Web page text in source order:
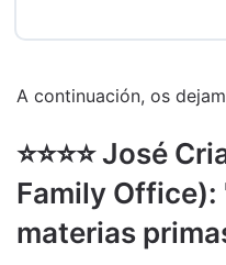
A continuación, os
⭐️⭐️⭐️⭐️ José
Family Office):
materias